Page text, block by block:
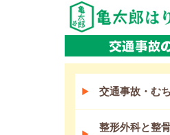
交通事故・む
整形外科と整